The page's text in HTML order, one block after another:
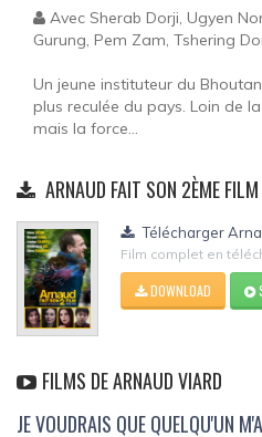
Avec Sherab Dorji, Ugyen
Gurung, Pem Zam, Tshering
Un jeune instituteur du
plus reculée du pays. Loin de
mais la force...
ARNAUD FAIT SON 2ÈME
Télécharger
Film complet en
DOWNLOAD
FILMS DE ARNAUD VIARD
JE VOUDRAIS QUE QUELQU'UN